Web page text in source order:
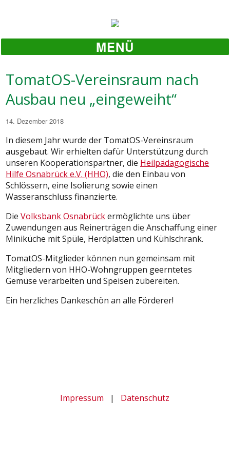
MENÜ
TomatOS-Vereinsraum nach
Ausbau neu „eingeweiht“
Veröffentlicht
14. Dezember 2018
In diesem Jahr wurde der TomatOS-Vereinsraum
ausgebaut. Wir erhielten dafür Unterstützung durch
unseren Kooperationspartner, die Heilpädagogische
Hilfe Osnabrück e.V. (HHO), die den Einbau von
Schlössern, eine Isolierung sowie einen
Wasseranschluss finanzierte.
DieVolksbank Osnabrückermöglichte uns über
Zuwendungen aus Reinerträgen die Anschaffung einer
Miniküche mit Spüle, Herdplatten und Kühlschrank.
TomatOS-Mitglieder können nun gemeinsam mit
Mitgliedern von HHO-Wohngruppen geerntetes
Gemüse verarbeiten und Speisen zubereiten.
Ein herzliches Dankeschön an alle Förderer!
Impressum | Datenschutz